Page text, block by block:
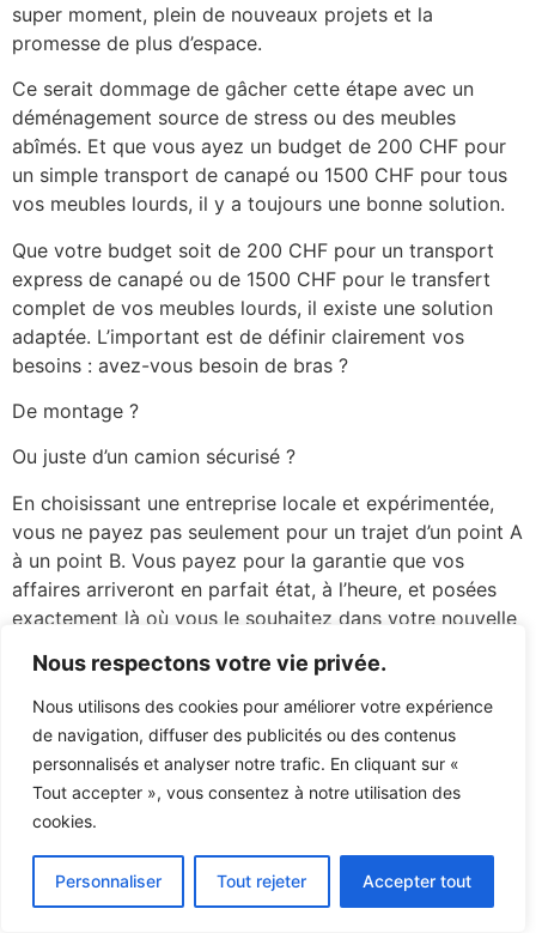
Nous respectons votre vie privée.
Nous utilisons des cookies pour améliorer votre expérience
de navigation, diffuser des publicités ou des contenus
personnalisés et analyser notre trafic. En cliquant sur «
Tout accepter », vous consentez à notre utilisation des
cookies.
Personnaliser Tout rejeter Accepter tout
super moment, plein de nouveaux projets et la
promesse de plus d’espace.
Ce serait dommage de gâcher cette étape avec un
déménagement source de stress ou des meubles
abîmés. Et que vous ayez un budget de 200 CHF pour
un simple transport de canapé ou 1500 CHF pour tous
vos meubles lourds, il y a toujours une bonne solution.
Que votre budget soit de 200 CHF pour un transport
express de canapé ou de 1500 CHF pour le transfert
complet de vos meubles lourds, il existe une solution
adaptée. L’important est de définir clairement vos
besoins : avez-vous besoin de bras ?
De montage ?
Ou juste d’un camion sécurisé ?
En choisissant une entreprise locale et expérimentée,
vous ne payez pas seulement pour un trajet d’un point A
à un point B. Vous payez pour la garantie que vos
affaires arriveront en parfait état, à l’heure, et posées
exactement là où vous le souhaitez dans votre nouvelle
Prêt à planifier votre transfert ?
Ne laissez pas la logistique gâcher votre plaisir
d’emménager.
Contactez Blagoja Tilev et son équipe pour une solution
sur mesure.
Contacter LL Transport Sàrl